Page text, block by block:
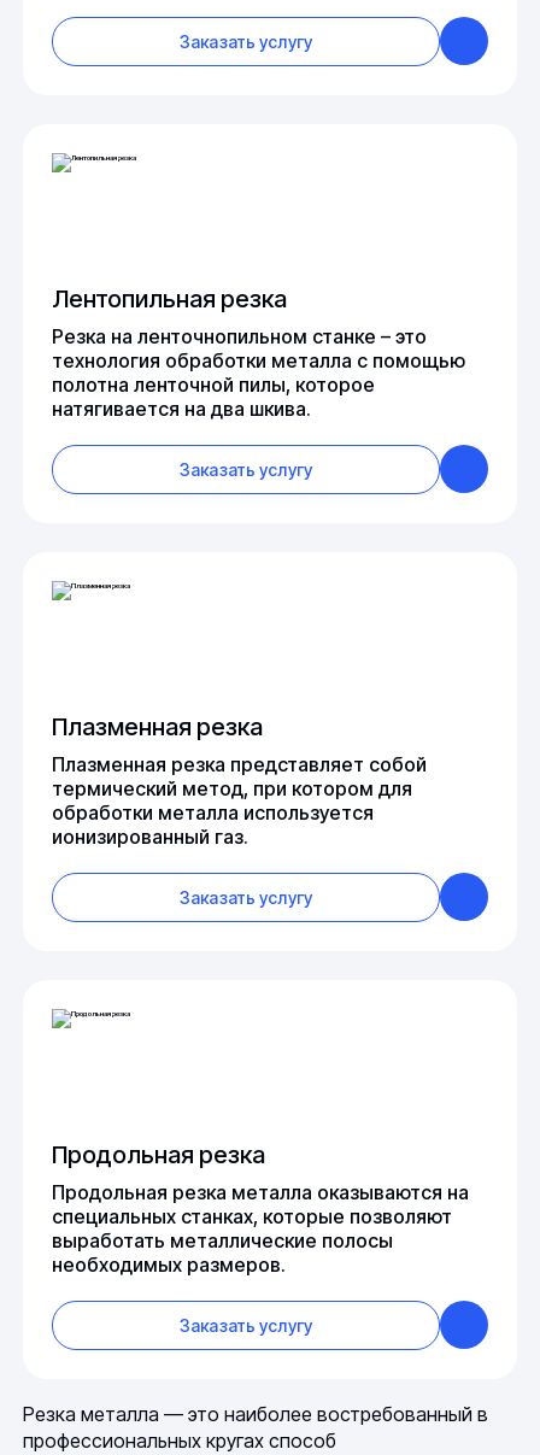
Заказать услугу
Лентопильная резка
Резка на ленточнопильном станке – это
технология обработки металла с помощью
полотна ленточной пилы, которое
натягивается на два шкива.
Заказать услугу
Плазменная резка
Плазменная резка представляет собой
термический метод, при котором для
обработки металла используется
ионизированный газ.
Заказать услугу
Продольная резка
Продольная резка металла оказываются на
специальных станках, которые позволяют
выработать металлические полосы
необходимых размеров.
Заказать услугу
Резка металла — это наиболее востребованный в
профессиональных кругах способ